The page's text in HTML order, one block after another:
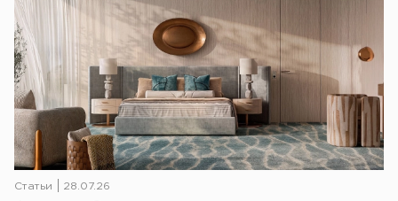
Статьи 28.07.26